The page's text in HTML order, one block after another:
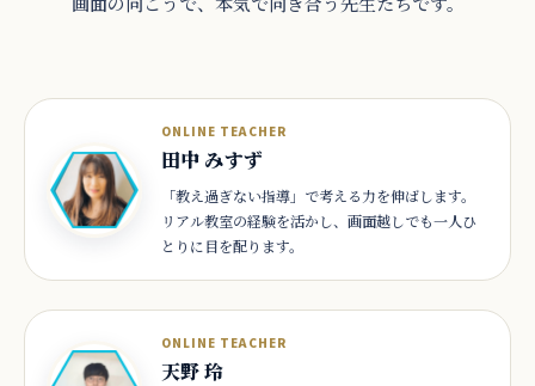
ONLINE TEACHER
田中 みすず
「教え過ぎない指導」で考える力を伸ばします。
リアル教室の経験を活かし、画面越しでも一人ひ
とりに目を配ります。
ONLINE TEACHER
天野 玲